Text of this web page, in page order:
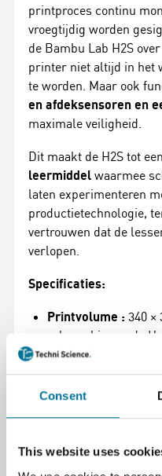
Consent
This website uses
printproces continu
vroegtijdig worden
de Bambu Lab H2S
printer niet altijd in het
te worden. Maar ook
en afdeksensoren en
maximale veiligheid.
Dit maakt de H2S tot een
leermiddel waarmee
laten experimenteren
productietechnologie,
vertrouwen dat de
verlopen.
Specificaties:
Printvolume : 340 ×
volume binnen de H-
30,5 kg)
en glas; volledig